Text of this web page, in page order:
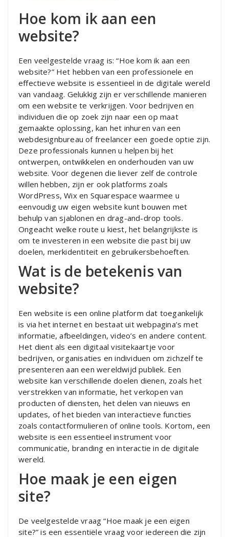
Hoe kom ik aan een
website?
Een veelgestelde vraag is: “Hoe kom ik aan een
website?” Het hebben van een professionele en
effectieve website is essentieel in de digitale wereld
van vandaag. Gelukkig zijn er verschillende manieren
om een website te verkrijgen. Voor bedrijven en
individuen die op zoek zijn naar een op maat
gemaakte oplossing, kan het inhuren van een
webdesignbureau of freelancer een goede optie zijn.
Deze professionals kunnen u helpen bij het
ontwerpen, ontwikkelen en onderhouden van uw
website. Voor degenen die liever zelf de controle
willen hebben, zijn er ook platforms zoals
WordPress, Wix en Squarespace waarmee u
eenvoudig uw eigen website kunt bouwen met
behulp van sjablonen en drag-and-drop tools.
Ongeacht welke route u kiest, het belangrijkste is
om te investeren in een website die past bij uw
doelen, merkidentiteit en gebruikersbehoeften.
Wat is de betekenis van
website?
Een website is een online platform dat toegankelijk
is via het internet en bestaat uit webpagina’s met
informatie, afbeeldingen, video’s en andere content.
Het dient als een digitaal visitekaartje voor
bedrijven, organisaties en individuen om zichzelf te
presenteren aan een wereldwijd publiek. Een
website kan verschillende doelen dienen, zoals het
verstrekken van informatie, het verkopen van
producten of diensten, het delen van nieuws en
updates, of het bieden van interactieve functies
zoals contactformulieren of online tools. Kortom, een
website is een essentieel instrument voor
communicatie, branding en interactie in de digitale
wereld.
Hoe maak je een eigen
site?
De veelgestelde vraag “Hoe maak je een eigen
site?” is een essentiële vraag voor iedereen die zijn